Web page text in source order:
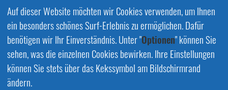
Auf dieser Website möchten wir Cookies verwenden, um Ihnen
ein besonders schönes Surf-Erlebnis zu ermöglichen. Dafür
benötigen wir Ihr Einverständnis. Unter "Optionen" können Sie
sehen, was die einzelnen Cookies bewirken. Ihre Einstellungen
können Sie stets über das Kekssymbol am Bildschirmrand
ändern.